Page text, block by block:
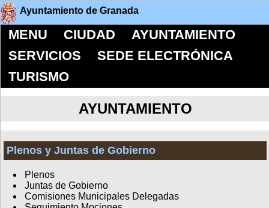
Ayuntamiento de Granada
MENU CIUDAD
AYUNTAMIENTO
SERVICIOS
SEDE ELECTRÓNICA
TURISMO
AYUNTAMIENTO
Plenos y Juntas de Gobierno
Plenos
Juntas de Gobierno
Comisiones Municipales Delegadas